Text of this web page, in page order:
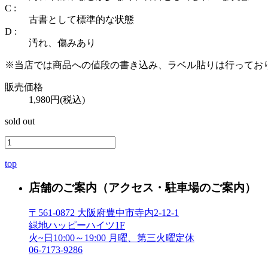
C :
古書として標準的な状態
D :
汚れ、傷みあり
※当店では商品への値段の書き込み、ラベル貼りは行ってお
販売価格
1,980円(税込)
sold out
top
店舗のご案内 （アクセス・駐車場のご案内）
〒561-0872 大阪府豊中市寺内2-12-1
緑地ハッピーハイツ1F
火~日10:00～19:00 月曜、第三火曜定休
06-7173-9286